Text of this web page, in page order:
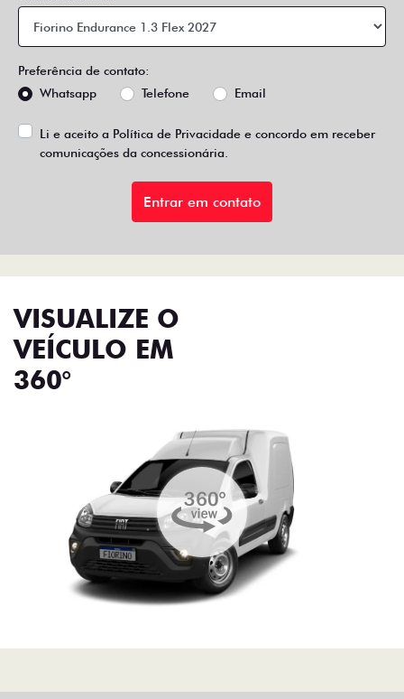
Preferência de contato:
Whatsapp
Telefone Email
Li e aceito a Política de Privacidade e concordo em receber
comunicações da concessionária.
Entrar em contato
VISUALIZE O
VEÍCULO EM
360°